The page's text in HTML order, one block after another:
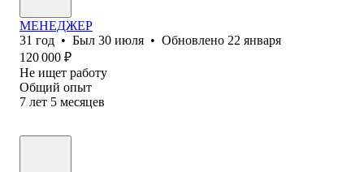
МЕНЕДЖЕР
31 год • Был 30 июля • Обновлено 22 января
120 000 ₽
Не ищет работу
Общий опыт
7 лет 5 месяцев